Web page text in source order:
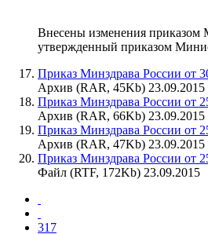
Внесены изменения приказом
утвержденный приказом
Приказ Минздрава России от
Архив (RAR, 45Kb) 23.09.2015
Приказ Минздрава России от
Архив (RAR, 66Kb) 23.09.2015
Приказ Минздрава России от
Архив (RAR, 47Kb) 23.09.2015
Приказ Минздрава России от
Файл (RTF, 172Kb) 23.09.2015
317